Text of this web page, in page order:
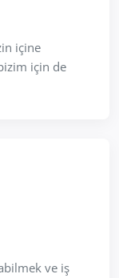
içine
için de
ve iş